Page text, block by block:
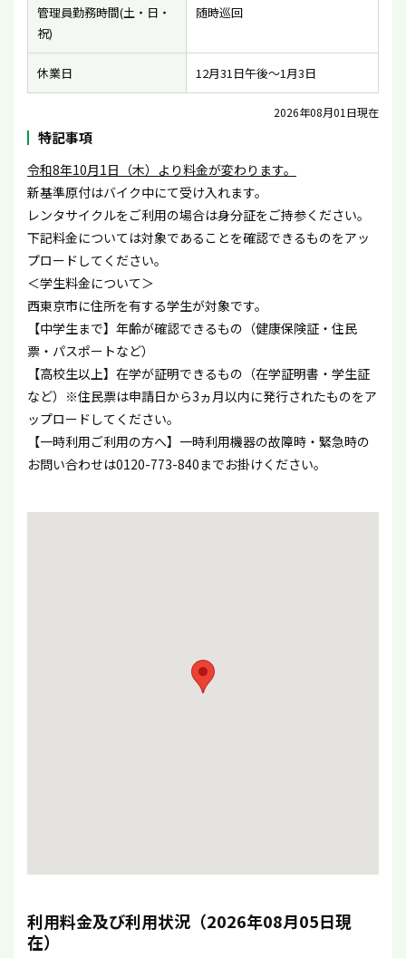
管理員勤務時間(土・日・
祝)
随時巡回
休業日 12月31日午後〜1月3日
2026年08月01日現在
特記事項
令和8年10月1日（木）より料金が変わります。
新基準原付はバイク中にて受け入れます。
レンタサイクルをご利用の場合は身分証をご持参ください。
下記料金については対象であることを確認できるものをアッ
プロードしてください。
＜学生料金について＞
西東京市に住所を有する学生が対象です。
【中学生まで】年齢が確認できるもの（健康保険証・住民
票・パスポートなど）
【高校生以上】在学が証明できるもの（在学証明書・学生証
など）※住民票は申請日から3ヵ月以内に発行されたものをア
ップロードしてください。
【一時利用ご利用の方へ】一時利用機器の故障時・緊急時の
お問い合わせは0120-773-840までお掛けください。
利用料金及び利用状況（2026年08月05日現
在）